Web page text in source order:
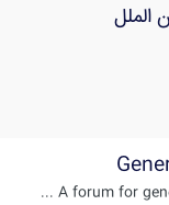
الملل
A forum for